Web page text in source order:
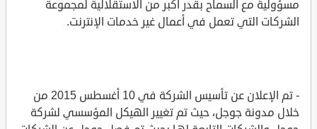
مسؤولية مع السماح بقدر أكبر من الاستقلالية لمجموعة
الشركات التي تعمل في أعمال غير خدمات الإنترنت.
- تم الإعلان عن تأسيس الشركة في 10 أغسطس 2015 من
خلال مدونة جوجل، حيث تم تغيير الهيكل المؤسسي لشركة